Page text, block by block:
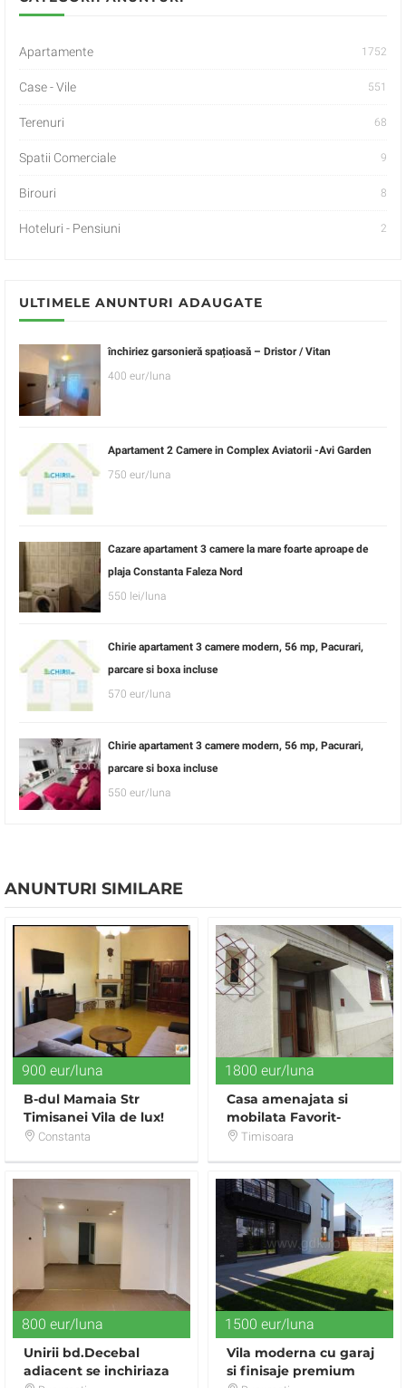
Apartamente 1752
Case - Vile 551
Terenuri 68
Spatii Comerciale 9
Birouri 8
Hoteluri - Pensiuni 2
ULTIMELE ANUNTURI ADAUGATE
închiriez garsonieră spațioasă – Dristor / Vitan
400 eur/luna
Apartament 2 Camere in Complex Aviatorii -Avi Garden
750 eur/luna
Cazare apartament 3 camere la mare foarte aproape de
plaja Constanta Faleza Nord
550 lei/luna
Chirie apartament 3 camere modern, 56 mp, Pacurari,
parcare si boxa incluse
570 eur/luna
Chirie apartament 3 camere modern, 56 mp, Pacurari,
parcare si boxa incluse
550 eur/luna
ANUNTURI SIMILARE
900 eur/luna
B-dul Mamaia Str
Timisanei Vila de lux!
Constanta
1800 eur/luna
Casa amenajata si
mobilata Favorit-
Central
Timisoara
800 eur/luna
Unirii bd.Decebal
adiacent se inchiriaza
1500 eur/luna
Vila moderna cu garaj
si finisaje premium